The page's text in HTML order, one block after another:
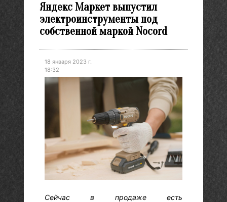
Яндекс Маркет выпустил
электроинструменты под
собственной маркой Nocord
18 января 2023 г.
18:32
Сейчас в продаже есть